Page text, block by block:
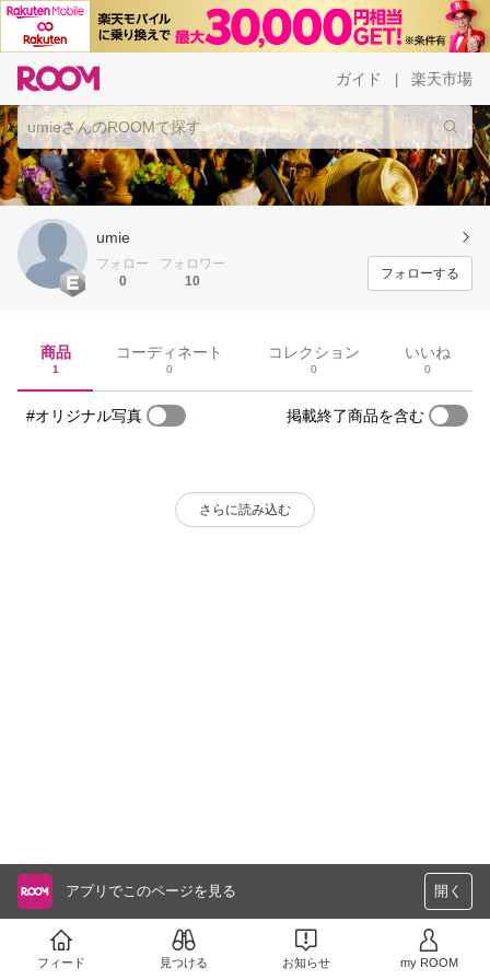
ガイド 楽天市場
umie
フォロー
0
フォロワー
10
フォローする
商品
1
コーディネート
0
コレクション
0
いいね
0
#オリジナル写真 掲載終了商品を含む
さらに読み込む
アプリでこのページを見る 開く
フィード 見つける お知らせ my ROOM